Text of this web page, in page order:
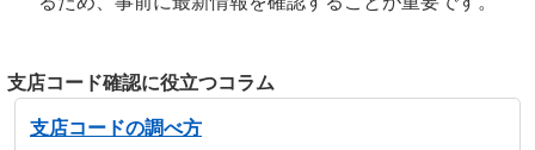
支店コード確認に役立つコラム
支店コードの調べ方